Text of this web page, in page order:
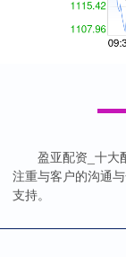
盈亚配资_十大
注重与客户的沟通
支持。